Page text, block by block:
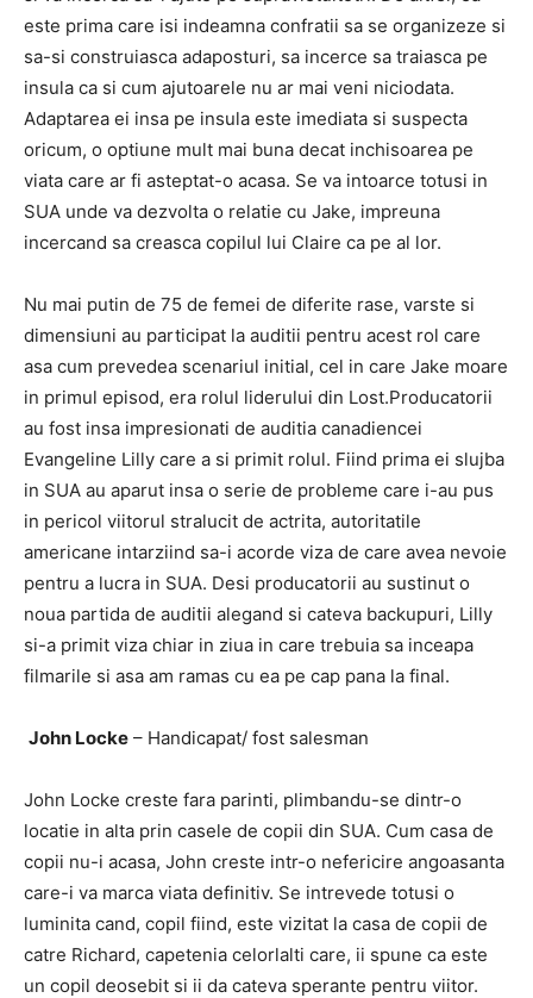
este prima care isi indeamna confratii sa se organizeze si
sa-si construiasca adaposturi, sa incerce sa traiasca pe
insula ca si cum ajutoarele nu ar mai veni niciodata.
Adaptarea ei insa pe insula este imediata si suspecta
oricum, o optiune mult mai buna decat inchisoarea pe
viata care ar fi asteptat-o acasa. Se va intoarce totusi in
SUA unde va dezvolta o relatie cu Jake, impreuna
incercand sa creasca copilul lui Claire ca pe al lor.
Nu mai putin de 75 de femei de diferite rase, varste si
dimensiuni au participat la auditii pentru acest rol care
asa cum prevedea scenariul initial, cel in care Jake moare
in primul episod, era rolul liderului din Lost.Producatorii
au fost insa impresionati de auditia canadiencei
Evangeline Lilly care a si primit rolul. Fiind prima ei slujba
in SUA au aparut insa o serie de probleme care i-au pus
in pericol viitorul stralucit de actrita, autoritatile
americane intarziind sa-i acorde viza de care avea nevoie
pentru a lucra in SUA. Desi producatorii au sustinut o
noua partida de auditii alegand si cateva backupuri, Lilly
si-a primit viza chiar in ziua in care trebuia sa inceapa
filmarile si asa am ramas cu ea pe cap pana la final.
John Locke – Handicapat/ fost salesman
John Locke creste fara parinti, plimbandu-se dintr-o
locatie in alta prin casele de copii din SUA. Cum casa de
copii nu-i acasa, John creste intr-o nefericire angoasanta
care-i va marca viata definitiv. Se intrevede totusi o
luminita cand, copil fiind, este vizitat la casa de copii de
catre Richard, capetenia celorlalti care, ii spune ca este
un copil deosebit si ii da cateva sperante pentru viitor.